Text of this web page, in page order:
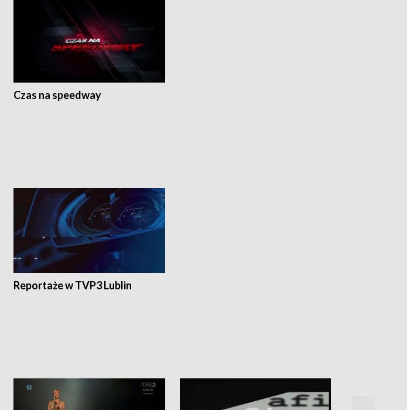
Czas na speedway
Reportaże w TVP3 Lublin